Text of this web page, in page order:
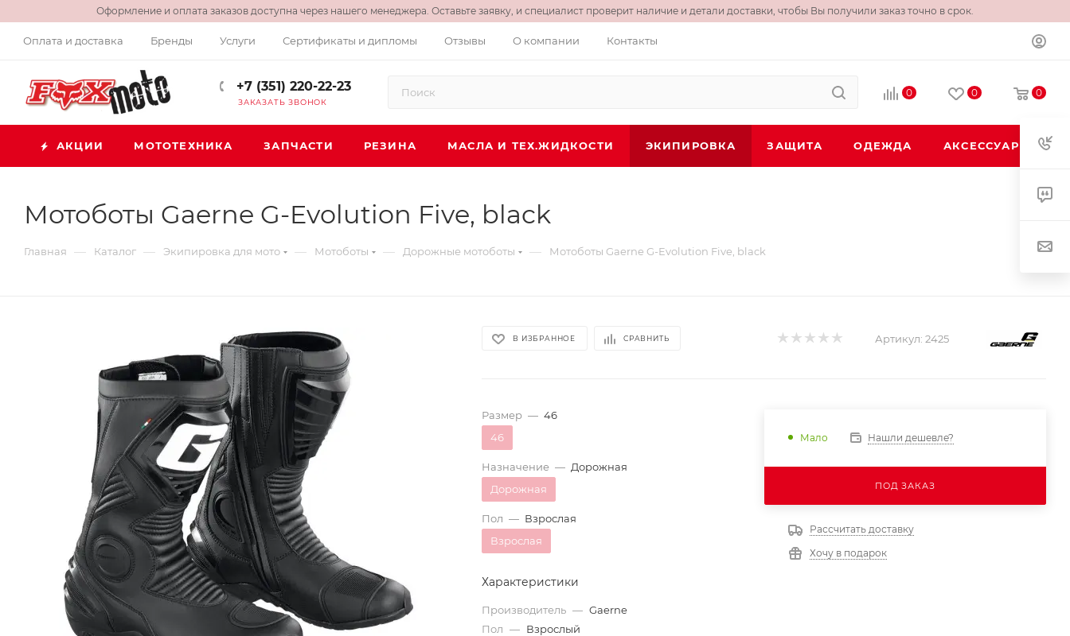
Оформление и оплата заказов доступна через нашего менеджера. Оставьте заявку, и специалист проверит наличие и детали доставки, чтобы Вы получили заказ точно в срок.
Оплата и доставка Бренды Услуги Сертификаты и дипломы Отзывы О компании Контакты
+7 (351) 220-22-23
ЗАКАЗАТЬ ЗВОНОК
0 0 0
АКЦИИ МОТОТЕХНИКА ЗАПЧАСТИ РЕЗИНА МАСЛА И ТЕХ.ЖИДКОСТИ ЭКИПИРОВКА ЗАЩИТА ОДЕЖДА АКСЕССУАРЫ
Мотоботы Gaerne G-Evolution Five, black
Главная — Каталог — Экипировка для мото — Мотоботы — Дорожные мотоботы — Мотоботы Gaerne G-Evolution Five, black
В ИЗБРАННОЕ СРАВНИТЬ Артикул: 2425
Размер — 46
46
Назначение — Дорожная
Дорожная
Пол — Взрослая
Взрослая
Характеристики
Производитель — Gaerne
Пол — Взрослый
Мало Нашли дешевле?
ПОД ЗАКАЗ
Рассчитать доставку
Хочу в подарок